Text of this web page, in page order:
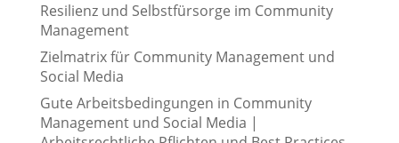
Resilienz und Selbstfürsorge im Community
Management
Zielmatrix für Community Management und
Social Media
Gute Arbeitsbedingungen in Community
Management und Social Media |